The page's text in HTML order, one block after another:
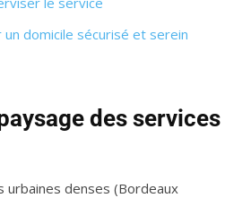
domicile sécurisé et serein
des services
urbaines denses (Bordeaux